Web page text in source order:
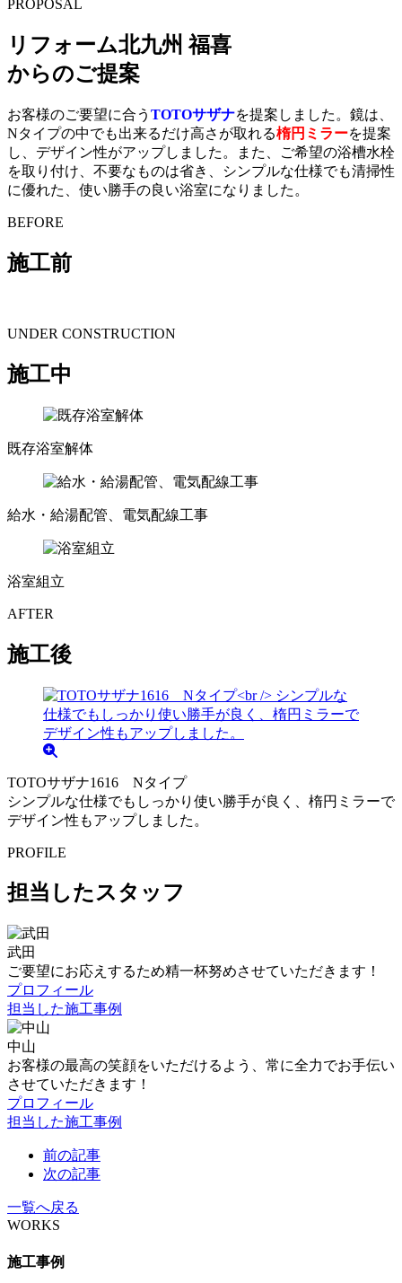
PROPOSAL
リフォーム北九州 福喜
からのご提案
お客様のご要望に合う TOTOサザナを提案しました。鏡は、
Nタイプの中でも出来るだけ高さが取れる楕円ミラーを提案
し、デザイン性がアップしました。また、ご希望の浴槽水栓
を取り付け、不要なものは省き、シンプルな仕様でも清掃性
に優れた、使い勝手の良い浴室になりました。
BEFORE
施工前
UNDER CONSTRUCTION
施工中
既存浴室解体
給水・給湯配管、電気配線工事
浴室組立
AFTER
施工後
TOTOサザナ1616 Nタイプ
シンプルな仕様でもしっかり使い勝手が良く、楕円ミラーで
デザイン性もアップしました。
PROFILE
担当したスタッフ
武田
ご要望にお応えするため精一杯努めさせていただきます！
プロフィール
担当した施工事例
中山
お客様の最高の笑顔をいただけるよう、常に全力でお手伝い
させていただきます！
プロフィール
担当した施工事例
前の記事
次の記事
一覧へ戻る
WORKS
施工事例